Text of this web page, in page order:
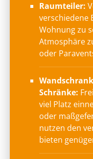
Raumteiler:
verschiedene
Wohnung zu
Atmosphäre
oder
Schränke:
viel Platz
oder
nutzen den
bieten